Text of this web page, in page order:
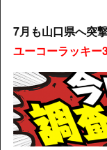
7月も山口県へ突
ユーコーラッキー